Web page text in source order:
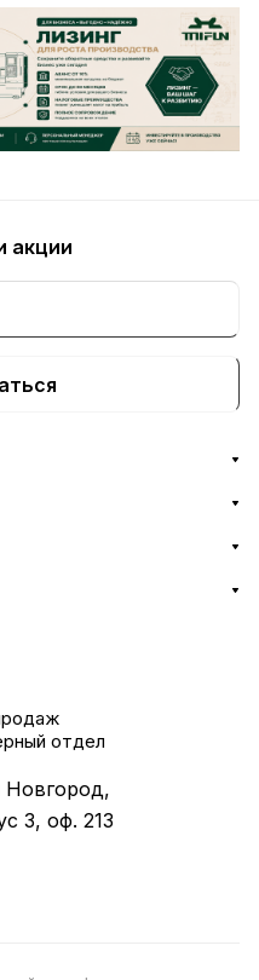
акции
отдел
Новгород,
3, оф. 213